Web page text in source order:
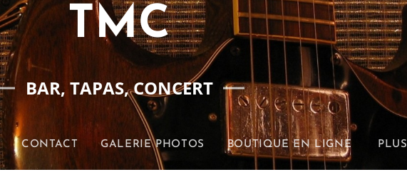
TMC
BAR, TAPAS, CONCERT
CONTACT GALERIE PHOTOS BOUTIQUE EN LIGNE PLUS